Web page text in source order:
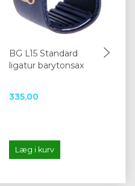
BG L15 Standard
ligatur barytonsax
335,00
Læg i kurv